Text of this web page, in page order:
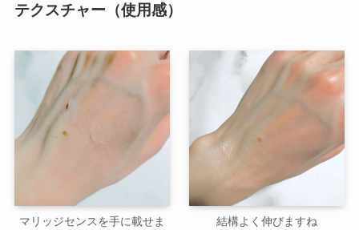
テクスチャー（使用感）
マリッジセンスを手に載せま
結構よく伸びますね